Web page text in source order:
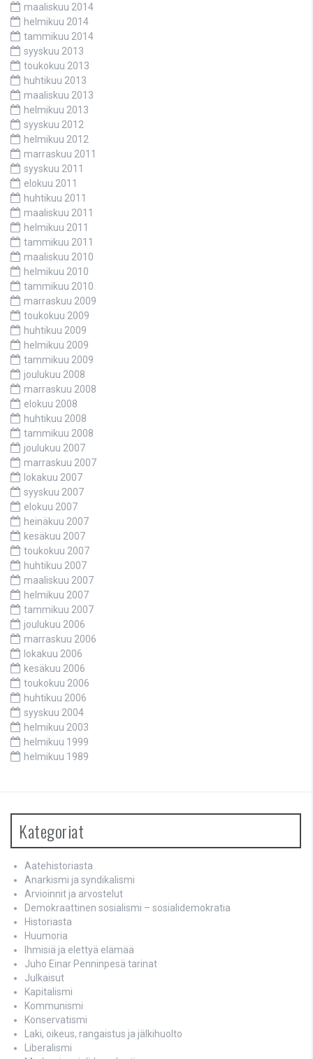
maaliskuu 2014
helmikuu 2014
tammikuu 2014
syyskuu 2013
toukokuu 2013
huhtikuu 2013
maaliskuu 2013
helmikuu 2013
syyskuu 2012
helmikuu 2012
marraskuu 2011
syyskuu 2011
elokuu 2011
huhtikuu 2011
maaliskuu 2011
helmikuu 2011
tammikuu 2011
maaliskuu 2010
helmikuu 2010
tammikuu 2010
marraskuu 2009
toukokuu 2009
huhtikuu 2009
helmikuu 2009
tammikuu 2009
joulukuu 2008
marraskuu 2008
elokuu 2008
huhtikuu 2008
tammikuu 2008
joulukuu 2007
marraskuu 2007
lokakuu 2007
syyskuu 2007
elokuu 2007
heinäkuu 2007
kesäkuu 2007
toukokuu 2007
huhtikuu 2007
maaliskuu 2007
helmikuu 2007
tammikuu 2007
joulukuu 2006
marraskuu 2006
lokakuu 2006
kesäkuu 2006
toukokuu 2006
huhtikuu 2006
syyskuu 2004
helmikuu 2003
helmikuu 1999
helmikuu 1989
Kategoriat
Aatehistoriasta
Anarkismi ja syndikalismi
Arvioinnit ja arvostelut
Demokraattinen sosialismi – sosialidemokratia
Historiasta
Huumoria
Ihmisiä ja elettyä elämää
Juho Einar Penninpesä tarinat
Julkaisut
Kapitalismi
Kommunismi
Konservatismi
Laki, oikeus, rangaistus ja jälkihuolto
Liberalismi